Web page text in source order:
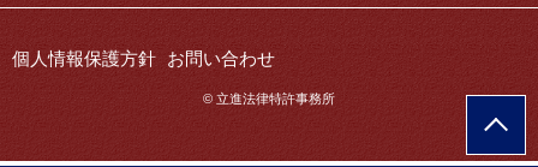
個人情報保護方針 お問い合わせ
© 立進法律特許事務所